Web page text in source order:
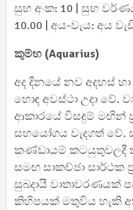
සුභ අංක: 10 | සුභ
10.00 | අය-වැය: අය
කුම්භ (Aquarius)
අද දිනයේ නව අදහස්
හොඳ අවස්ථා උදා වේ.
ආකාරයේ විසඳුම් මඟින්
සහයෝගය වැදගත් වේ.
කණ්ඩායම් කටයුතුවලදී
සමඟ සාකච්ඡා සාර්ථක
සුබදායී වාතාවරණයක්
කිහිපයක් මතුවිය හැකි